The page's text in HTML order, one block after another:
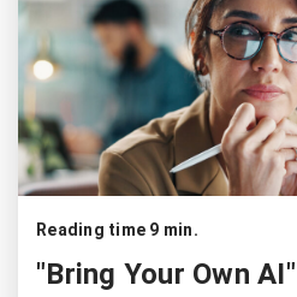
Reading time 9 min.
"Bring Your Own